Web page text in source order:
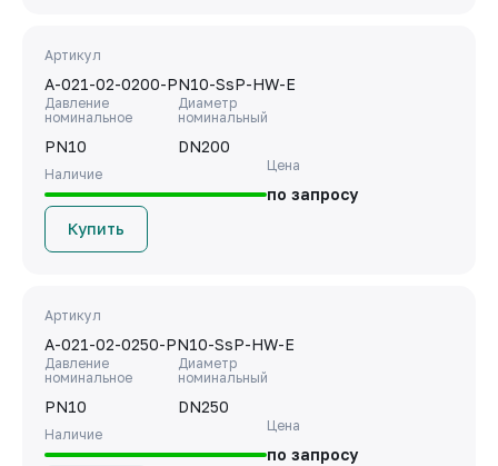
Артикул
A-021-02-0200-PN10-SsP-HW-E
Давление
номинальное
PN10
Диаметр
номинальный
DN200
Наличие
Цена
по запросу
Купить
Артикул
A-021-02-0250-PN10-SsP-HW-E
Давление
номинальное
PN10
Диаметр
номинальный
DN250
Наличие
Цена
по запросу